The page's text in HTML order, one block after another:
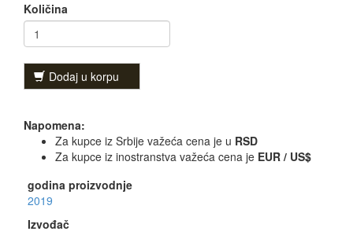
Količina
Dodaj u korpu
Napomena:
Za kupce iz Srbije važeća cena je u RSD
Za kupce iz inostranstva važeća cena je EUR / US$
godina proizvodnje
2019
Izvođač